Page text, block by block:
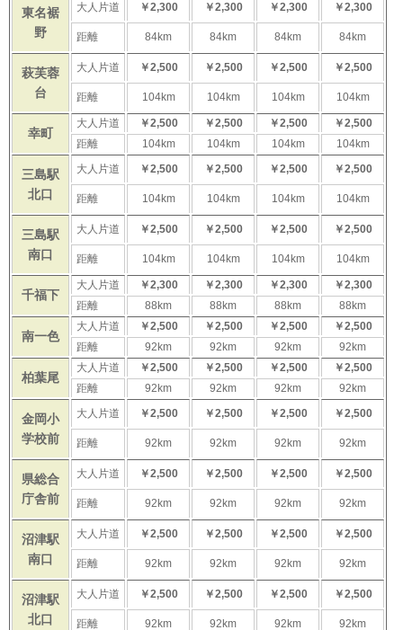
東名裾
野
大人片道 ￥2,300 ￥2,300 ￥2,300 ￥2,300
距離 84km 84km 84km 84km
萩芙蓉
台
大人片道 ￥2,500 ￥2,500 ￥2,500 ￥2,500
距離 104km 104km 104km 104km
幸町
大人片道 ￥2,500 ￥2,500 ￥2,500
￥2,500
距離
104km 104km 104km 104km
三島駅
北口
大人片道 ￥2,500 ￥2,500 ￥2,500 ￥2,500
距離 104km 104km 104km 104km
三島駅
南口
大人片道 ￥2,500 ￥2,500 ￥2,500 ￥2,500
距離 104km 104km 104km 104km
千福下
大人片道 ￥2,300 ￥2,300 ￥2,300
￥2,300
距離
88km 88km 88km 88km
南一色
大人片道 ￥2,500 ￥2,500 ￥2,500
￥2,500
距離
92km 92km 92km 92km
柏葉尾
大人片道 ￥2,500 ￥2,500 ￥2,500
￥2,500
距離
92km 92km 92km 92km
金岡小
学校前
大人片道 ￥2,500 ￥2,500 ￥2,500 ￥2,500
距離 92km 92km 92km 92km
県総合
庁舎前
大人片道 ￥2,500 ￥2,500 ￥2,500 ￥2,500
距離 92km 92km 92km 92km
沼津駅
南口
大人片道 ￥2,500 ￥2,500 ￥2,500 ￥2,500
距離 92km 92km 92km 92km
沼津駅
北口
大人片道 ￥2,500 ￥2,500 ￥2,500 ￥2,500
距離 92km 92km 92km 92km